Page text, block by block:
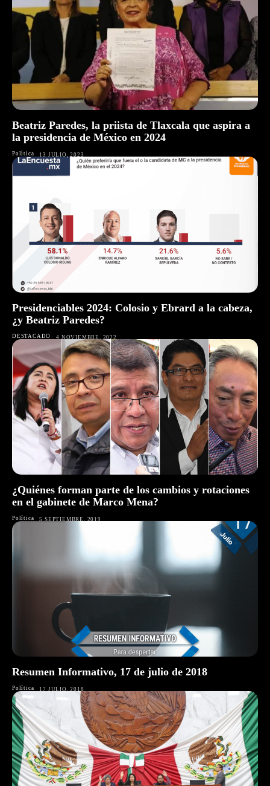
Beatriz Paredes, la priista de Tlaxcala que aspira a
la presidencia de México en 2024
Política 13 JULIO, 2023
Presidenciables 2024: Colosio y Ebrard a la cabeza,
¿y Beatriz Paredes?
DESTACADO 4 NOVIEMBRE, 2022
¿Quiénes forman parte de los cambios y rotaciones
en el gabinete de Marco Mena?
Política 5 SEPTIEMBRE, 2019
Resumen Informativo, 17 de julio de 2018
Política 17 JULIO, 2018